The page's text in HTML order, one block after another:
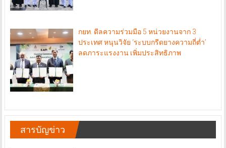
กยท. ดีลความร่วมมือ 5 หน่วยงานจาก 3
ประเทศ หนุนวิจัย ‘ระบบกรีดยางความถี่ต่ำ’
ลดภาระแรงงาน เพิ่มประสิทธิภาพ
สารบัญข่าว